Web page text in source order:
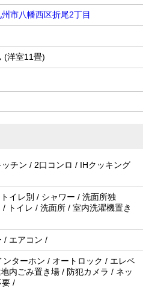
市八幡西区折尾2丁目
(洋室11畳)
ッチン / 2口コンロ / IHクッキング
イレ別 / シャワー / 洗面所独
/ トイレ / 洗面所 / 室内洗濯機置き
/ エアコン /
ンターホン / オートロック / エレベ
内ごみ置き場 / 防犯カメラ / ネッ
要 /